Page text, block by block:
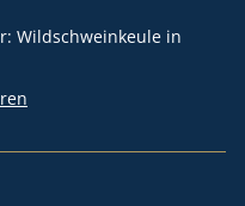
Wildschweinkeule in